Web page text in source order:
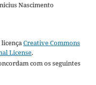
Nascimento
Creative Commons
License.
com os seguintes